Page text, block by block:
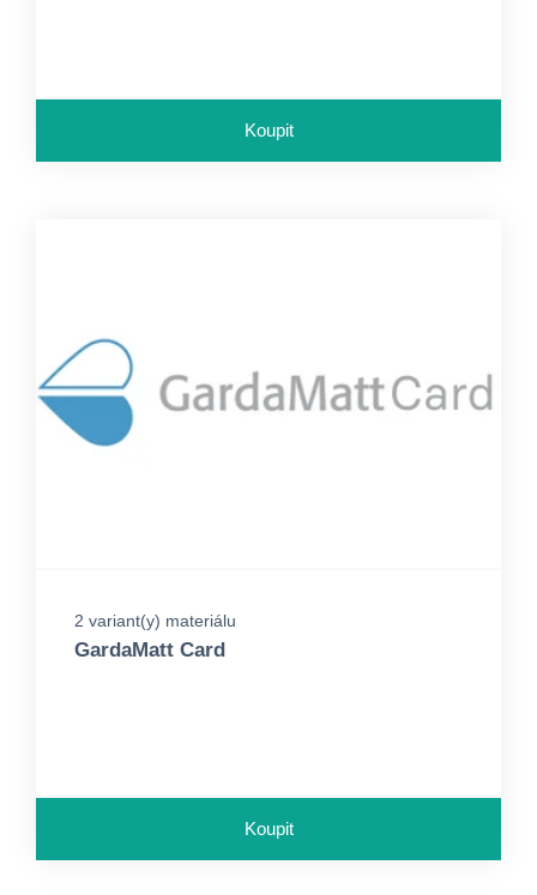
Koupit
2 variant(y) materiálu
GardaMatt Card
Koupit